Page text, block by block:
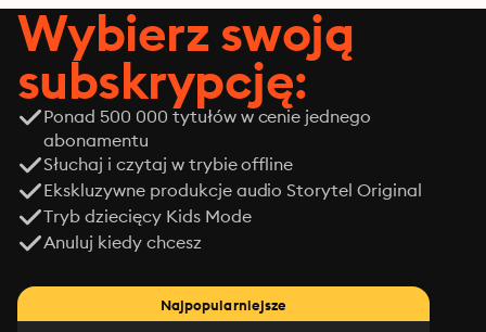
Wybierz swoją
subskrypcję:
Ponad 500 000 tytułów w cenie jednego
abonamentu
Słuchaj i czytaj w trybie offline
Ekskluzywne produkcje audio Storytel Original
Tryb dziecięcy Kids Mode
Anuluj kiedy chcesz
Najpopularniejsze